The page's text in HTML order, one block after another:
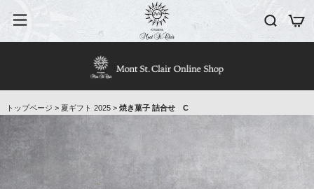
トップページ > 夏ギフト 2025> 焼き菓子 詰合せ C